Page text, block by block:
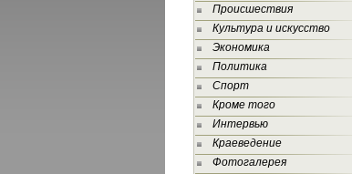
Происшествия
Культура и искусство
Экономика
Политика
Спорт
Кроме того
Интервью
Краеведение
Фотогалерея